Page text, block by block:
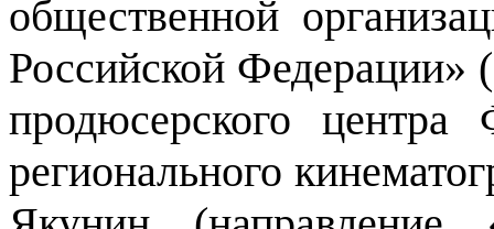
общественной
Российской
продюсерского
регионального